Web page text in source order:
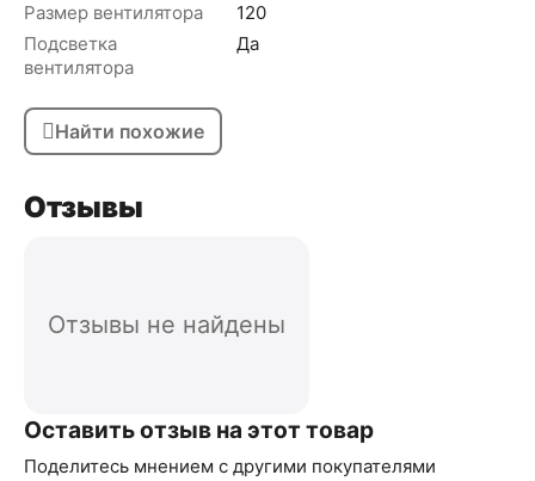
Размер вентилятора
120
Подсветка
вентилятора
Да
Найти похожие
Отзывы
Отзывы не найдены
Оставить отзыв на этот товар
Поделитесь мнением с другими покупателями